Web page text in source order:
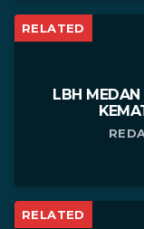
RELATED
LBH
RELATED